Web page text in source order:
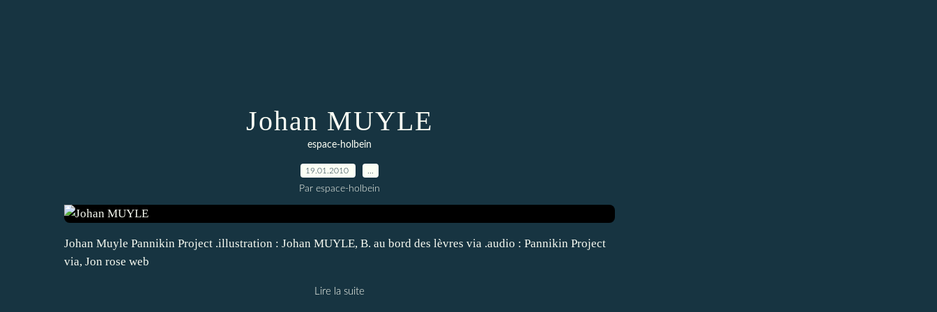
Johan MUYLE
espace-holbein
19.01.2010
Par espace-holbein
Johan Muyle Pannikin Project .illustration : Johan MUYLE, B. au bord des lèvres via .audio : Pannikin Project
via, Jon rose web
Lire la suite